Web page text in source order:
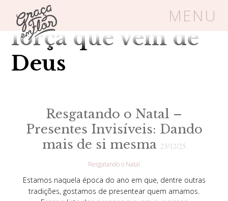
MENU
Um espaço seguro onde mulheres
cristãs podem florescer em Cristo
Livros Carrinho Login
BLOG
SOBRE
Tag Arquivos:
força que vem de
Deus
Resgatando o Natal –
Presentes Invisíveis: Dando
mais de si mesma 23/12/25
Resgatando o Natal
Estamos naquela época do ano em que, dentre outras
tradições, gostamos de presentear quem amamos.